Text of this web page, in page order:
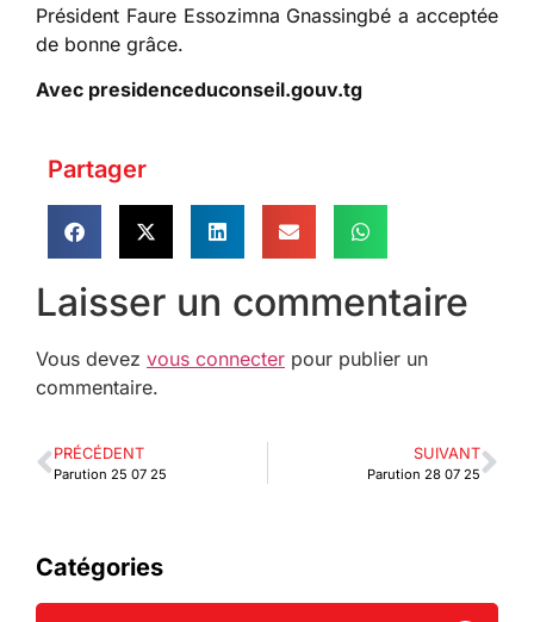
Président Faure Essozimna Gnassingbé a acceptée
de bonne grâce.
Avec presidenceduconseil.gouv.tg
Partager
Laisser un commentaire
Vous devez vous connecter pour publier un
commentaire.
PRÉCÉDENT
Parution 25 07 25
SUIVANT
Parution 28 07 25
Catégories